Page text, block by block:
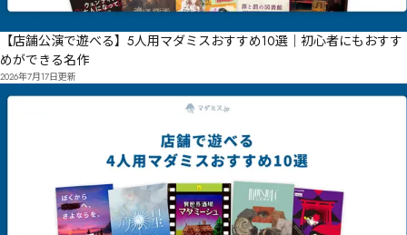
【店舗公演で遊べる】5人用マダミスおすすめ10選｜初心者にもおすす
めができる名作
2026年7月17日更新